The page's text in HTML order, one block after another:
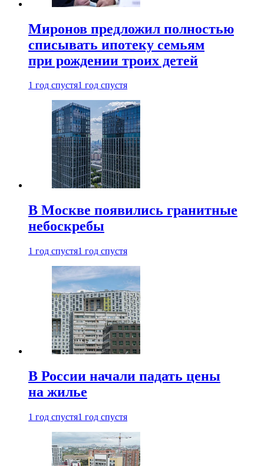
Миронов предложил полностью
списывать ипотеку семьям
при рождении троих детей
1 год спустя1 год спустя
В Москве появились гранитные
небоскребы
1 год спустя1 год спустя
В России начали падать цены
на жилье
1 год спустя1 год спустя